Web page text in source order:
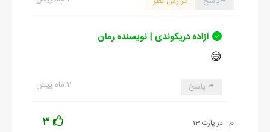
آزاده دریکوندی | نویسنده رمان
😅
۱۱ ماه پیش پاسخ
م در پارت 13 3